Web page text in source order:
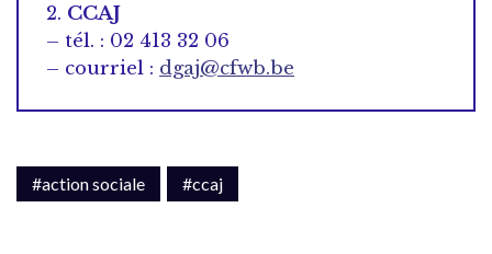
2. CCAJ
– tél. : 02 413 32 06
– courriel : dgaj@cfwb.be
#action sociale #ccaj